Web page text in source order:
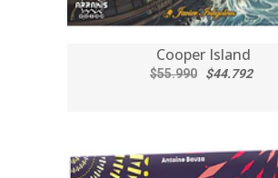
Cooper Island
$55.990 $44.792